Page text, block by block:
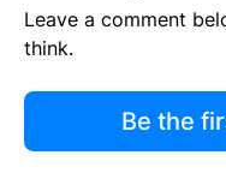
Leave a comment
think.
Be the